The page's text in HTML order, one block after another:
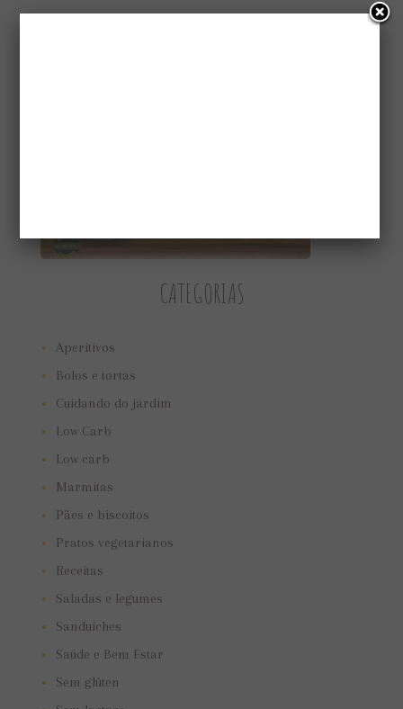
CATEGORIAS
Aperitivos
Bolos e tortas
Cuidando do jardim
Low Carb
Low carb
Marmitas
Pães e biscoitos
Pratos vegetarianos
Receitas
Saladas e legumes
Sanduíches
Saúde e Bem Estar
Sem glúten